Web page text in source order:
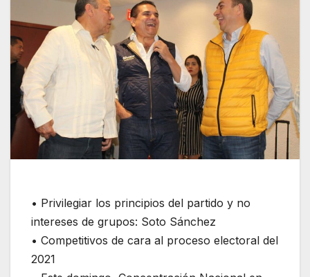
• Privilegiar los principios del partido y no
intereses de grupos: Soto Sánchez
• Competitivos de cara al proceso electoral del
2021